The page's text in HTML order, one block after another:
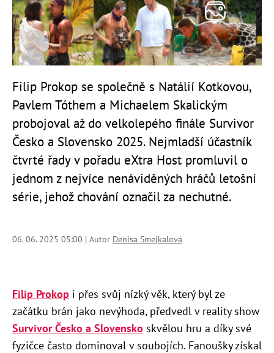
Filip Prokop se společně s Natálií Kotkovou,
Pavlem Tóthem a Michaelem Skalickým
probojoval až do velkolepého finále Survivor
Česko a Slovensko 2025. Nejmladší účastník
čtvrté řady v pořadu eXtra Host promluvil o
jednom z nejvíce nenáviděných hráčů letošní
série, jehož chování označil za nechutné.
06. 06. 2025 05:00 | Autor Denisa Smejkalová
Filip Prokop i přes svůj nízký věk, který byl ze
začátku brán jako nevýhoda, předvedl v reality show
Survivor Česko a Slovensko skvělou hru a díky své
fyzičce často dominoval v soubojích. Fanoušky získal